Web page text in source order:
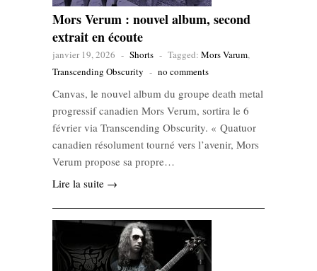
Mors Verum : nouvel album, second
extrait en écoute
janvier 19, 2026 - Shorts - Tagged: Mors Varum,
Transcending Obscurity - no comments
Canvas, le nouvel album du groupe death metal
progressif canadien Mors Verum, sortira le 6
février via Transcending Obscurity. « Quatuor
canadien résolument tourné vers l’avenir, Mors
Verum propose sa propre…
Lire la suite →